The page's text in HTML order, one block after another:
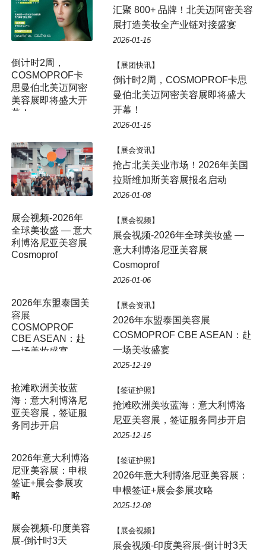
汇聚 800+ 品牌！北美迈阿密美容
展打造美妆全产业链对接盛宴
2026-01-15
倒计时2周，
COSMOPROF卡
思曼伯北美迈阿密
美容展即将盛大开
幕！
【展团快讯】
倒计时2周，COSMOPROF卡思
曼伯北美迈阿密美容展即将盛大
开幕！
2026-01-15
【展会资讯】
抢占北美美业市场！2026年美国
拉斯维加斯美容展报名启动
2026-01-08
展会视频-2026年
全球美妆盛 — 意大
利博洛尼亚美容展
Cosmoprof
【展会视频】
展会视频-2026年全球美妆盛 —
意大利博洛尼亚美容展
Cosmoprof
2026-01-06
2026年东盟泰国美
容展
COSMOPROF
CBE ASEAN：赴
一场美妆盛宴
【展会资讯】
2026年东盟泰国美容展
COSMOPROF CBE ASEAN：赴
一场美妆盛宴
2025-12-19
抢滩欧洲美妆蓝
海：意大利博洛尼
亚美容展，签证服
务同步开启
【签证护照】
抢滩欧洲美妆蓝海：意大利博洛
尼亚美容展，签证服务同步开启
2025-12-15
2026年意大利博洛
尼亚美容展：申根
签证+展会参展攻
略
【签证护照】
2026年意大利博洛尼亚美容展：
申根签证+展会参展攻略
2025-12-08
展会视频-印度美容
展-倒计时3天
【展会视频】
展会视频-印度美容展-倒计时3天